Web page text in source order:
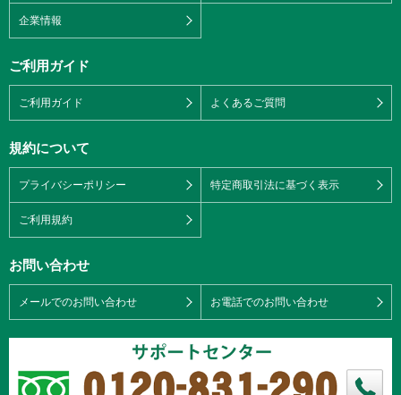
企業情報
ご利用ガイド
ご利用ガイド よくあるご質問
規約について
プライバシーポリシー 特定商取引法に基づく表示
ご利用規約
お問い合わせ
メールでのお問い合わせ お電話でのお問い合わせ